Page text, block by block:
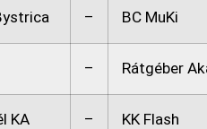
– BC MuKi
– Rátgéber
KA – KK Flash